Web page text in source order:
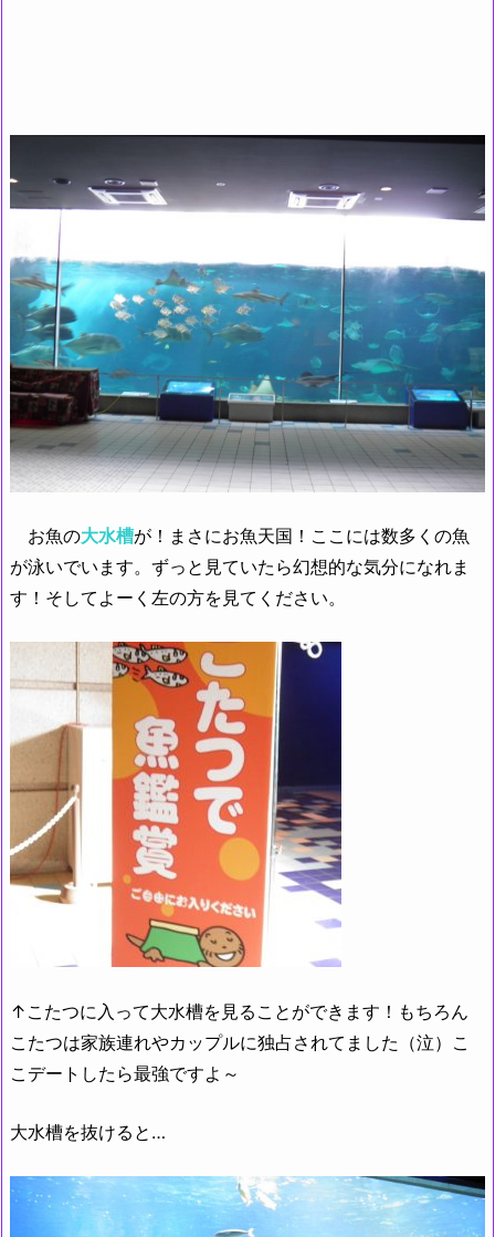
お魚の大水槽が！まさにお魚天国！ここには数多くの魚
が泳いでいます。ずっと見ていたら幻想的な気分になれま
す！そしてよーく左の方を見てください。
↑こたつに入って大水槽を見ることができます！もちろん
こたつは家族連れやカップルに独占されてました（泣）こ
こデートしたら最強ですよ～
大水槽を抜けると…